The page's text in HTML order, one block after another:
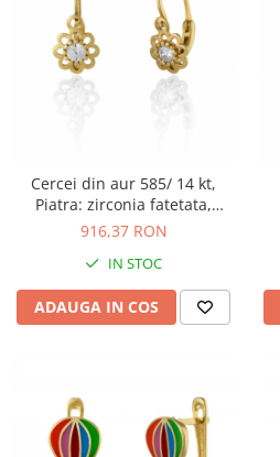
Cercei din aur 585/ 14 kt,
Piatra: zirconia fatetata,
Culoare: transparenta
916,37 RON
IN STOC
ADAUGA IN COS